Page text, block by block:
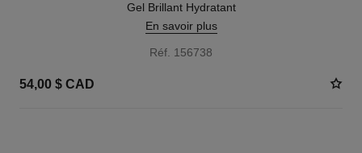
Gel Brillant Hydratant
En savoir plus
Réf. 156738
54,00 $ CAD